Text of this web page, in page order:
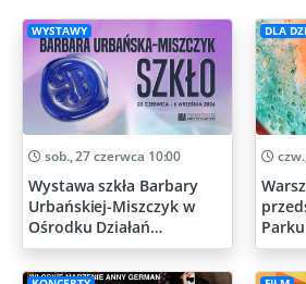
WYSTAWY
sob., 27 czerwca 10:00
Wystawa szkła Barbary
Urbańskiej-Miszczyk w
Ośrodku Działań
Artystycznych
DLA